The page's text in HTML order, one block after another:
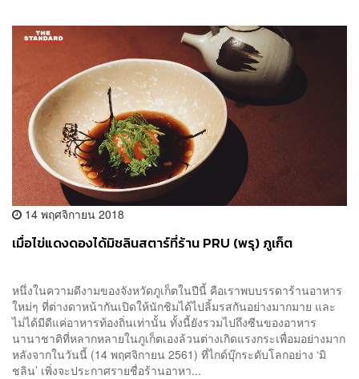
14 พฤศจิกายน 2018
เมื่อไข่แดงดองได้มิชลินสตาร์ที่ร้าน PRU (พรุ) ภูเก็ต
หนึ่งในความดีงามของจังหวัดภูเก็ตในปีนี้ คือเราพบบรรดาร้านอาหาร
ใหม่ๆ ที่ต่างดาหน้ากันเปิดให้นักชิมได้ไปลิ้มรสกันอย่างมากมาย และ
ไม่ได้มีดีแค่อาหารท้องถิ่นเท่านั้น ทั้งนี้ยังรวมไปถึงซีนของอาหาร
นานาชาติที่หลากหลายในภูเก็ตเองล้วนต่างเกิดแรงกระเพื่อมอย่างมาก
หลังจากในวันนี้ (14 พฤศจิกายน 2561) ที่ไกด์บุ๊กระดับโลกอย่าง ‘มิ
ชลิน’ เพิ่งจะประกาศรายชื่อร้านอาหา...